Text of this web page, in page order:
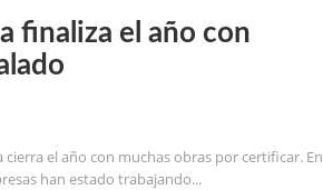
finaliza el año con
cierra el año con muchas obras por certificar. En
han estado trabajando...